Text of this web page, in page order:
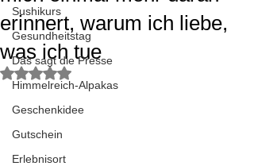
Sushikurs
Gesundheitstag
Das sagt die Presse
Himmelreich-Alpakas
Geschenkidee
Gutschein
Erlebnisort
erinnert, warum ich liebe,
was ich tue
Mit NaN von 5 Sternen bewertet.